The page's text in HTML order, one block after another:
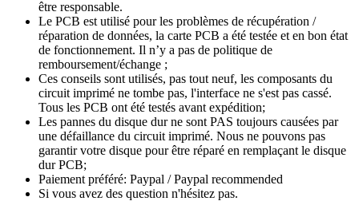
être responsable.
Le PCB est utilisé pour les problèmes de récupération /
réparation de données, la carte PCB a été testée et en bon état
de fonctionnement. Il n’y a pas de politique de
remboursement/échange ;
Ces conseils sont utilisés, pas tout neuf, les composants du
circuit imprimé ne tombe pas, l'interface ne s'est pas cassé.
Tous les PCB ont été testés avant expédition;
Les pannes du disque dur ne sont PAS toujours causées par
une défaillance du circuit imprimé. Nous ne pouvons pas
garantir votre disque pour être réparé en remplaçant le disque
dur PCB;
Paiement préféré: Paypal / Paypal recommended
Si vous avez des question n'hésitez pas.